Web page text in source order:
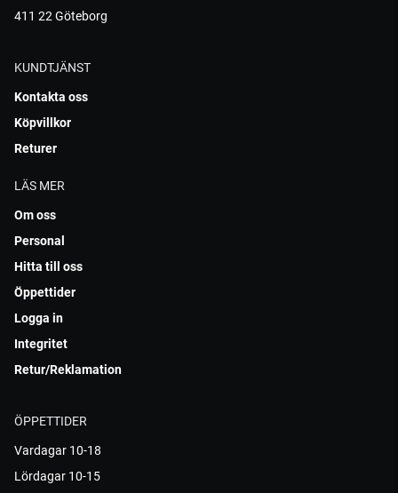
411 22 Göteborg
KUNDTJÄNST
Kontakta oss
Köpvillkor
Returer
LÄS MER
Om oss
Personal
Hitta till oss
Öppettider
Logga in
Integritet
Retur/Reklamation
ÖPPETTIDER
Vardagar 10-18
Lördagar 10-15